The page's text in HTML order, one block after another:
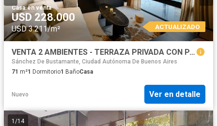
Casa·en venta
USD 228.000
USD 3.211/m² ACTUALIZADO
VENTA 2 AMBIENTES - TERRAZA PRIVADA CON PARRILLA - PALERMO NUEVO
Sánchez De Bustamante, Ciudad Autónoma De Buenos Aires
71 m²1 Dormitorio1 BañoCasa
Nuevo Ver en detalle
1 /14